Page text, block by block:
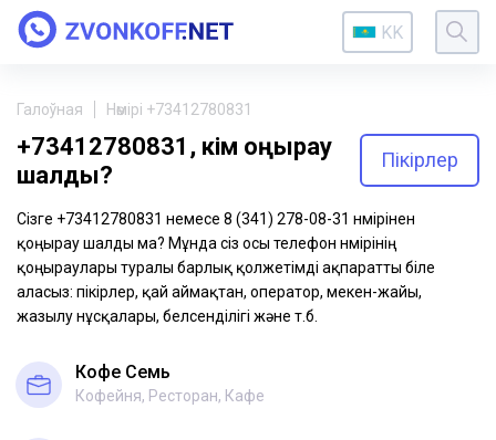
KK
Галоўная Нөмірі +73412780831
+73412780831, кім қоңырау
шалды?
Пікірлер
Сізге +73412780831 немесе 8 (341) 278-08-31 нөмірінен
қоңырау шалды ма? Мұнда сіз осы телефон нөмірінің
қоңыраулары туралы барлық қолжетімді ақпаратты біле
аласыз: пікірлер, қай аймақтан, оператор, мекен-жайы,
жазылу нұсқалары, белсенділігі және т.б.
Кофе Семь
Кофейня, Ресторан, Кафе